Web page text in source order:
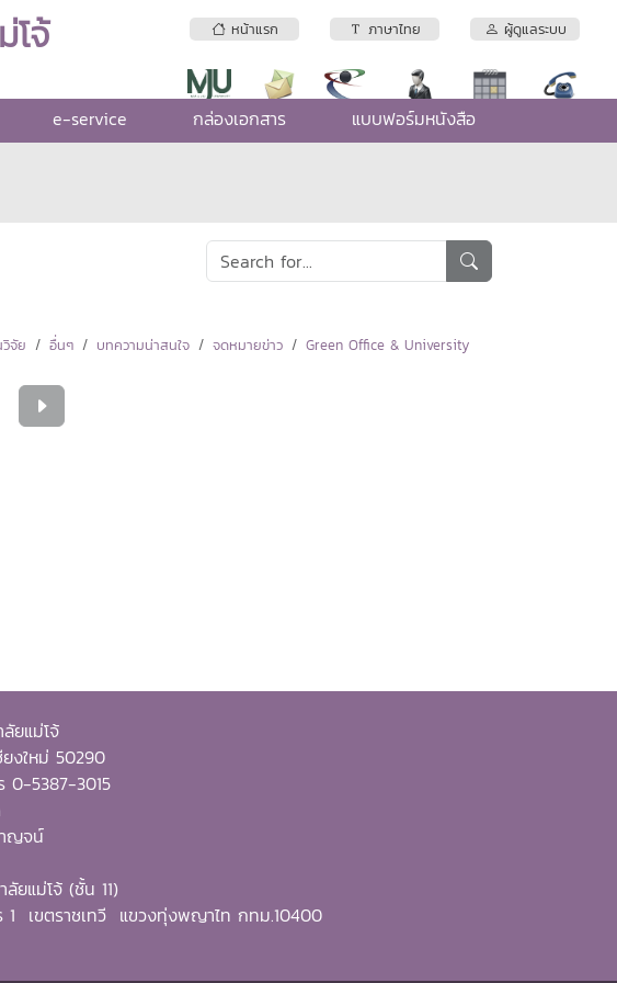
หน้าแรก ภาษาไทย ผู้ดูแลระบบ
โจ้
e-service กล่องเอกสาร แบบฟอร์มหนังสือ
จัย อื่นๆ บทความน่าสนใจ จดหมายข่าว
Green Office & University
ยแม่โจ้
งใหม่ 50290
0-5387-3015
ญจน์
ยแม่โจ้ (ชั้น 11)
1 เขตราชเทวี แขวงทุ่งพญาไท กทม.10400